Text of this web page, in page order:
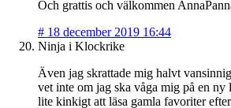
Och grattis och välkommen
# 18 december 2019 16:44
Ninja i Klockrike
Även jag skrattade mig halvt
vet inte om jag ska våga mig på en ny
lite kinkigt att läsa gamla favoriter